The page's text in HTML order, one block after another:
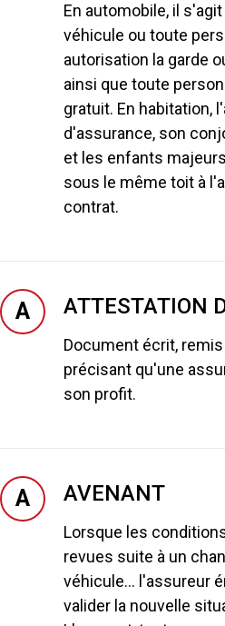
En automobile, il
véhicule ou toute
autorisation la garde
ainsi que toute
gratuit. En habitation,
d'assurance, son
et les enfants
sous le même toit à
contrat.
A ATTESTATION
Document écrit,
précisant qu'une
son profit.
A AVENANT
Lorsque les
revues suite à un
véhicule... l'assureur
valider la nouvelle